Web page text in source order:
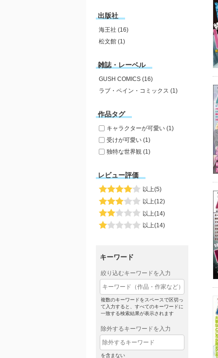
出版社
海王社 (16)
松文館 (1)
雑誌・レーベル
GUSH COMICS (16)
ラブ・ペイン・コミックス (1)
作品タグ
キャラクターが可愛い (1)
受けが可愛い (1)
独特な世界観 (1)
レビュー評価
以上(5)
以上(12)
以上(14)
以上(14)
キーワード
絞り込むキーワードを入力
複数のキーワードをスペースで区切っ
て入力すると、すべてのキーワードに
一致する検索結果が表示されます
除外するキーワードを入力
を含まない